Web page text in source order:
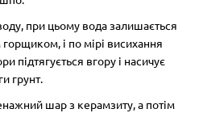
при цьому вода залишається
і по мірі висихання
підтягується вгору і насичує
грунт.
шар з керамзиту, а потім